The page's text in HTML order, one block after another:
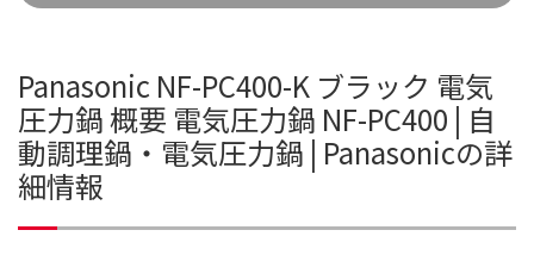
Panasonic NF-PC400-K ブラック 電気
圧力鍋 概要 電気圧力鍋 NF-PC400 | 自
動調理鍋・電気圧力鍋 | Panasonicの詳
細情報